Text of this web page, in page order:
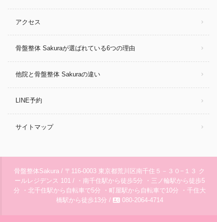
アクセス
骨盤整体 Sakuraが選ばれている6つの理由
他院と骨盤整体 Sakuraの違い
LINE予約
サイトマップ
骨盤整体Sakura / 〒116-0003 東京都荒川区南千住５－３０−１３ ク
ールレジデンス 101 / ・南千住駅から徒歩5分 ・三ノ輪駅から徒歩5
分 ・北千住駅から自転車で5分 ・町屋駅から自転車で10分 ・千住大
橋駅から徒歩13分 / contact_phone080-2064-4714